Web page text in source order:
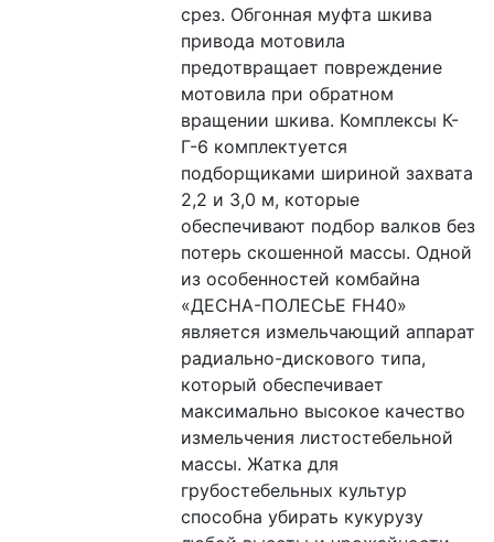
срез. Обгонная муфта шкива
привода мотовила
предотвращает повреждение
мотовила при обратном
вращении шкива. Комплексы К-
Г-6 комплектуется
подборщиками шириной захвата
2,2 и 3,0 м, которые
обеспечивают подбор валков без
потерь скошенной массы. Одной
из особенностей комбайна
«ДЕСНА-ПОЛЕСЬЕ FH40»
является измельчающий аппарат
радиально-дискового типа,
который обеспечивает
максимально высокое качество
измельчения листостебельной
массы. Жатка для
грубостебельных культур
способна убирать кукурузу